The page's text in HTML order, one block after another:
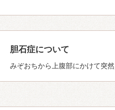
胆石症について
みぞおちから上腹部にかけて突